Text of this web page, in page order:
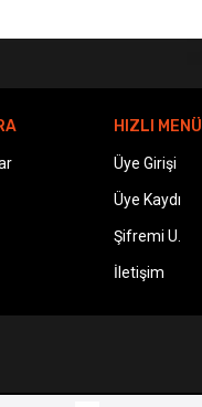
HIZLI MENÜ
Üye Girişi
Üye Kaydı
Şifremi U.
İletişim